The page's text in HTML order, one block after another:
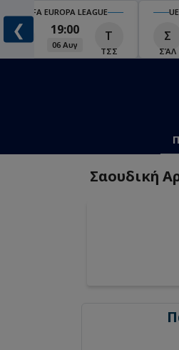
❮
UEFA EUROPA LEAGUE
Μ 19:00
06 Αυγ
Τ
ΤΣΣ
Σ
ΣΆΛ
Σαουδική